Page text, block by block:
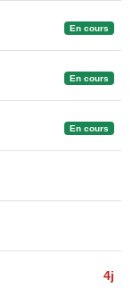
En cours
En cours
En cours
4j